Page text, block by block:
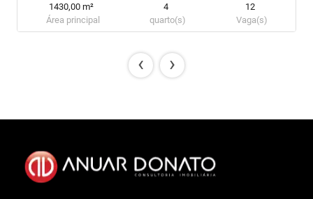
1430,00 m²
Área principal
4
quarto(s)
12
Vaga(s)
‹ ›